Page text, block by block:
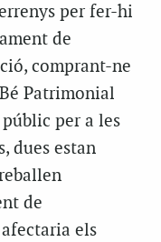
per fer-hi
de
comprant-ne
Patrimonial
per a les
dues estan
de
els